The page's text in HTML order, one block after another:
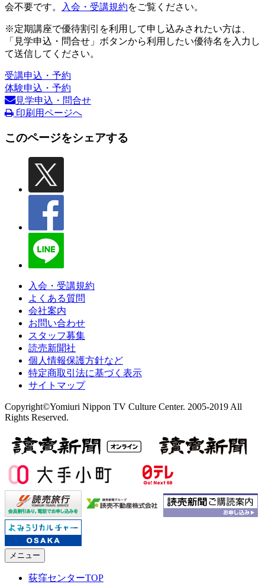
会不要です。
入会・受講規約をご覧ください。
※定期講座で優待割引を利用して申し込みされたい方は、
「見学申込・問合せ」ボタンから利用したい優待名を入力し
て送信してください。
受講申込・予約
体験申込・予約
見学申込・問合せ
印刷用ページへ
このページをシェアする
入会・受講規約
よくある質問
会社案内
お問い合わせ
スタッフ募集
読売新聞社
個人情報保護方針など
特定商取引法に基づく表示
サイトマップ
Copyright©Yomiuri Nippon TV Culture Center. 2005-2019 All
Rights Reserved.
メニュー
荻窪センターTOP